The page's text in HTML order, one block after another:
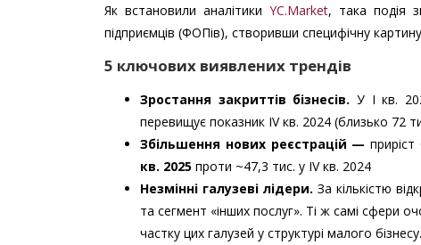
Як встановили аналітики YC.Market, така подія
підприємців (ФОПів), створивши специфічну
5 ключових виявлених трендів
Зростання закриттів бізнесів. У I кв.
перевищує показник IV кв. 2024 (близько 72
Збільшення нових реєстрацій —
кв. 2025 проти ~47,3 тис. у IV кв. 2024
Незмінні галузеві лідери. За кількістю
та сегмент «інших послуг». Ті ж самі сфери
частку цих галузей у структурі малого бізнесу.